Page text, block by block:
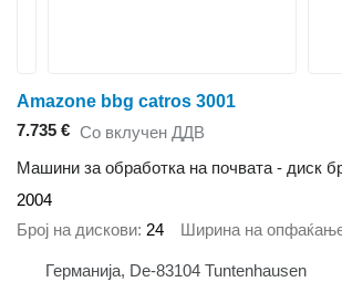
Amazone bbg catros 3001
7.735 € Со вклучен ДДВ
Машини за обработка на почвата - диск
2004
Број на дискови 24 Ширина на
Германија, De-83104 Tuntenhausen